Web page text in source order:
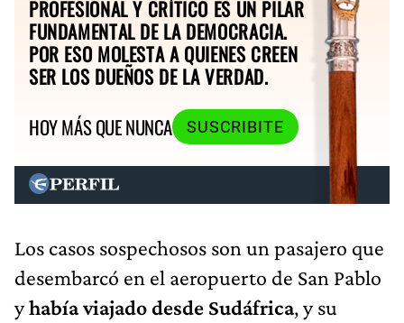
PROFESIONAL Y CRÍTICO ES UN PILAR
FUNDAMENTAL DE LA DEMOCRACIA.
POR ESO MOLESTA A QUIENES CREEN
SER LOS DUEÑOS DE LA VERDAD.
HOY MÁS QUE NUNCA
SUSCRIBITE
Los casos sospechosos son un pasajero que
desembarcó en el aeropuerto de San Pablo
yhabía viajado desde Sudáfrica, y su